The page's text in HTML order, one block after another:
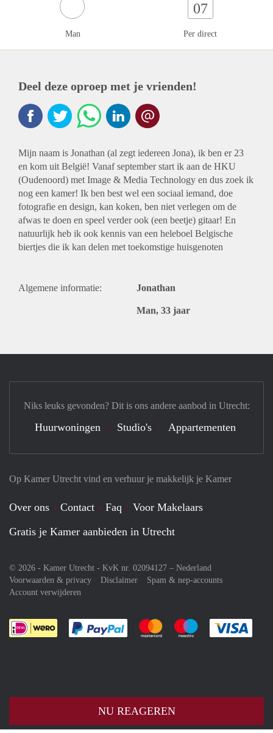
Man
07
Per direct
Deel deze oproep met je vrienden!
Mijn naam is Jonathan (al zegt iedereen Jona), ik ben er 23
en kom uit België! Vanaf september start ik aan de HKU
(Oudenoord) met Image & Media Technology en dus zoek ik
nog een kamer! Ik ben best wel een sociaal iemand, doe
fotografie en design, kan koken, ben niet verlegen om de
afwas te doen en speel verder ook (een beetje) gitaar! En
natuurlijk heb ik ook kennis van een heleboel Belgische
biertjes die ik kan delen met toekomstige huisgenoten
Algemene informatie: Jonathan
Man, 33 jaar
NU REAGEREN
Op Kamer Utrecht vind en verhuur je makkelijk je Kamer
Over ons Contact Faq
Voor Makelaars
Gratis je Kamer aanbieden in Utrecht
© 2026 - Kamer Utrecht - KvK nr. 02094127 – Nederland
Voorwaarden & privacy
Disclaimer
Spam & nep-accounts
Account verwijderen
Je rekent gemakkelijk af met Paypal
Je rekent gemakkelijk af met
Je rekent
Niks leuks gevonden? Dit is ons andere aanbod in Utrecht:
Huurwoningen Studio's Appartementen